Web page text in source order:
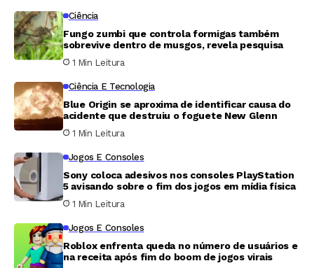
Ciência
Fungo zumbi que controla formigas também
sobrevive dentro de musgos, revela pesquisa
1 Min Leitura
Ciência E Tecnologia
Blue Origin se aproxima de identificar causa do
acidente que destruiu o foguete New Glenn
1 Min Leitura
Jogos E Consoles
Sony coloca adesivos nos consoles PlayStation
5 avisando sobre o fim dos jogos em mídia física
1 Min Leitura
Jogos E Consoles
Roblox enfrenta queda no número de usuários e
na receita após fim do boom de jogos virais